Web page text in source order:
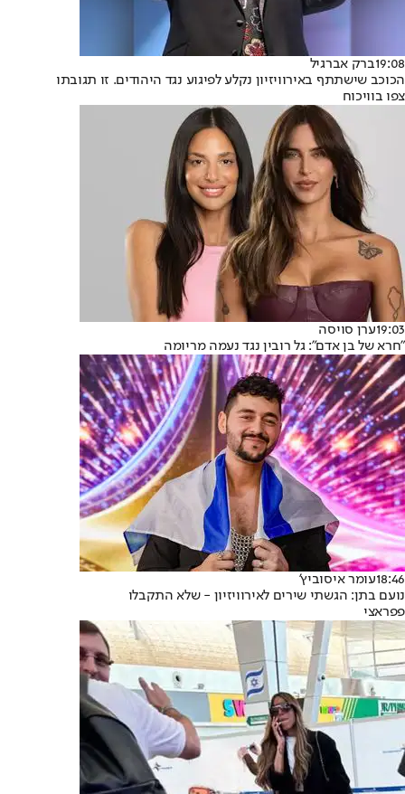
19:08ברק אברגיל
הכוכב שישתתף באירוויזיון נקלע לפיגוע נגד היהודים. זו תגובתו
צפו בוויכוח
19:03ערן סויסה
"חרא של בן אדם": גל רובין נגד נעמה מריומה
18:46עומר איסוביץ'
נועם בתן: הגשתי שירים לאירוויזיון - שלא התקבלו
פפראצי